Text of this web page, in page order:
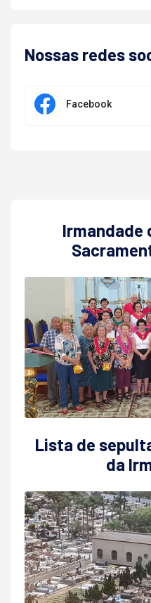
Nossas redes
Facebook
Irmandade
Lista de
da